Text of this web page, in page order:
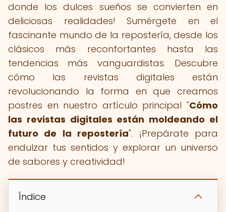
donde los dulces sueños se convierten en
deliciosas realidades! Sumérgete en el
fascinante mundo de la repostería, desde los
clásicos más reconfortantes hasta las
tendencias más vanguardistas. Descubre
cómo las revistas digitales están
revolucionando la forma en que creamos
postres en nuestro artículo principal "Cómo
las revistas digitales están moldeando el
futuro de la repostería". ¡Prepárate para
endulzar tus sentidos y explorar un universo
de sabores y creatividad!
Índice